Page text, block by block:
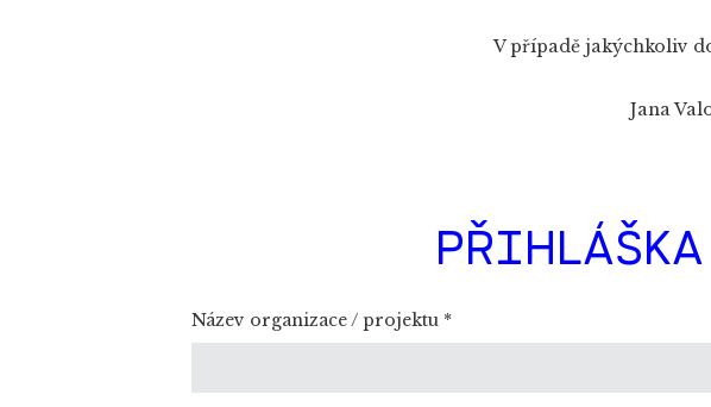
V případě jakýchkoliv
Jana
Název organizace / projektu *